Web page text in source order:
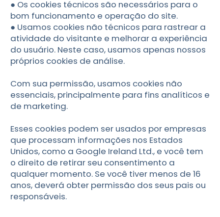
● Os cookies técnicos são necessários para o
bom funcionamento e operação do site.
● Usamos cookies não técnicos para rastrear a
atividade do visitante e melhorar a experiência
do usuário. Neste caso, usamos apenas nossos
próprios cookies de análise.
Com sua permissão, usamos cookies não
essenciais, principalmente para fins analíticos e
de marketing.
Esses cookies podem ser usados por empresas
que processam informações nos Estados
Unidos, como a Google Ireland Ltd., e você tem
o direito de retirar seu consentimento a
qualquer momento. Se você tiver menos de 16
anos, deverá obter permissão dos seus pais ou
responsáveis.